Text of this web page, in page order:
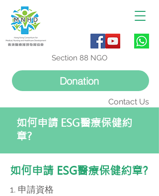
Contact Us
Donation
Section 88 NGO
如何申請 ESG醫療保健約
章?
如何申請 ESG醫療保健約章?
1. 申請資格